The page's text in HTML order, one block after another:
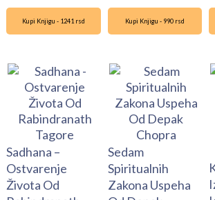
Kupi Knjigu - 1241 rsd
Sadhana –
Ostvarenje
Života Od
Kupi Knjigu - 990 rsd
Sedam
Spiritualnih
Zakona Uspeha